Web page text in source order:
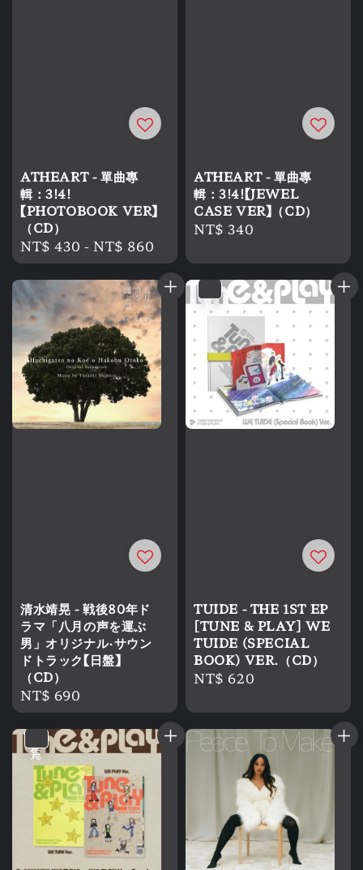
ATHEART - 單曲專
輯：3!4!
【PHOTOBOOK VER】
（CD）
Regular
price
NT$ 430 -NT$ 860
ATHEART - 單曲專
輯：3!4!【JEWEL
CASE VER】（CD）
Regular
NT$ 340
清水靖晃 - 戦後80年ド
ラマ「八月の声を運ぶ
男」オリジナル・サウン
ドトラック【日盤】
（CD）
Regular
price
NT$ 690
TUIDE - THE 1ST EP
[TUNE & PLAY] WE
TUIDE (SPECIAL
BOOK) VER.（CD）
Regular
NT$ 620